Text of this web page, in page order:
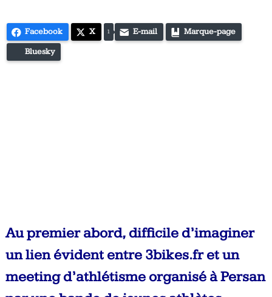
Facebook X 1 E-mail Marque-page
Bluesky
Au premier abord, difficile d’imaginer
un lien évident entre 3bikes.fr et un
meeting d’athlétisme organisé à Persan